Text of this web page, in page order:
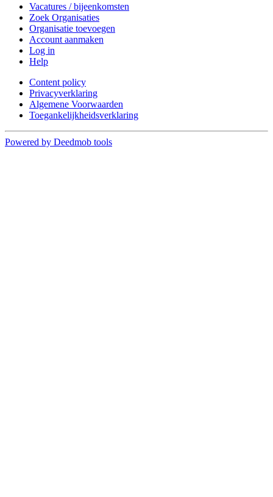
Vacatures / bijeenkomsten
Zoek Organisaties
Organisatie toevoegen
Account aanmaken
Log in
Help
Content policy
Privacyverklaring
Algemene Voorwaarden
Toegankelijkheidsverklaring
Powered by Deedmob tools